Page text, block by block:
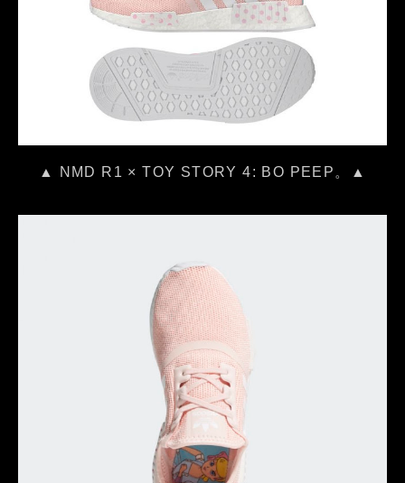
▲ NMD R1 × TOY STORY 4: BO PEEP。▲